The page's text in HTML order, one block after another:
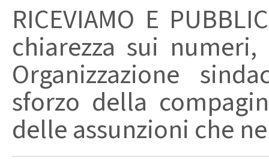
RICEVIAMO E
chiarezza sui
Organizzazione
sforzo della
delle assunzioni che